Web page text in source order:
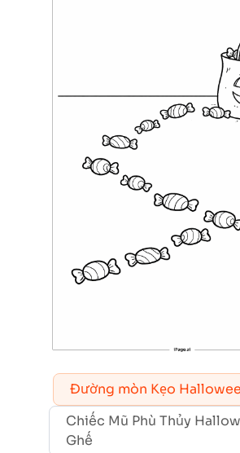
Đường mòn Kẹo
Chiếc Mũ Phù Thủy
Ghế